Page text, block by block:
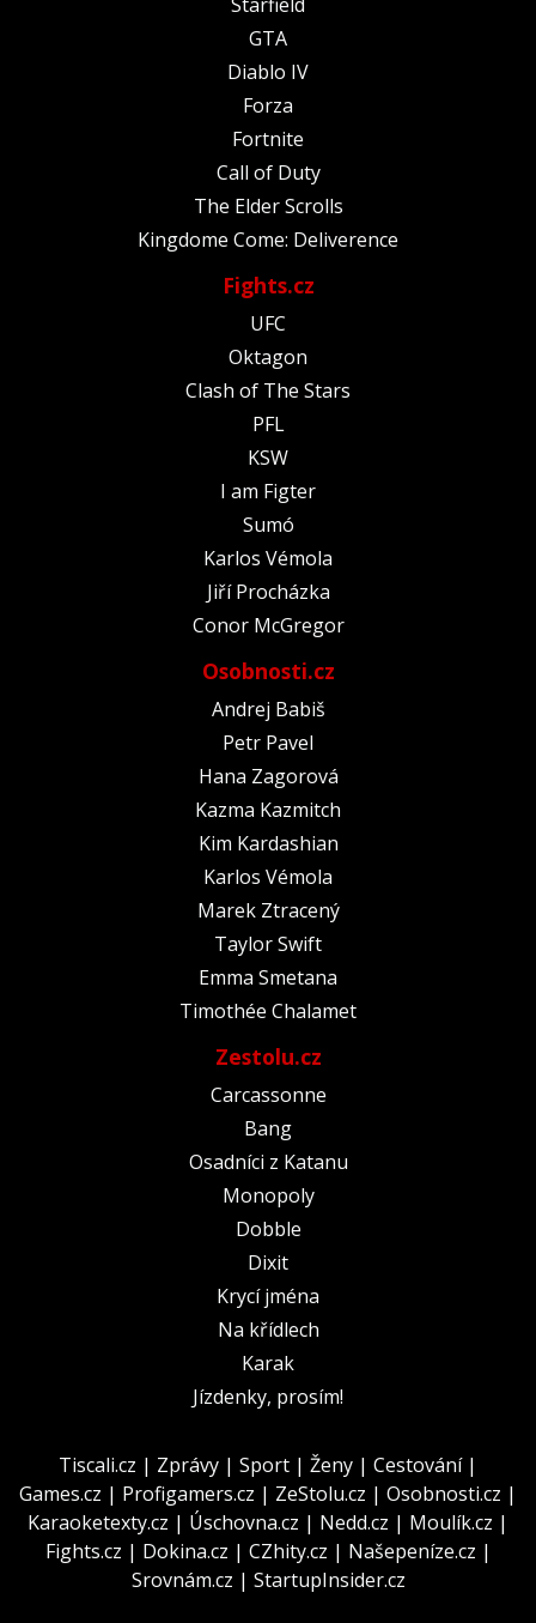
GTA
Diablo IV
Forza
Fortnite
Call of Duty
The Elder Scrolls
Kingdome Come: Deliverence
Fights.cz
UFC
Oktagon
Clash of The Stars
PFL
KSW
I am Figter
Sumó
Karlos Vémola
Jiří Procházka
Conor McGregor
Osobnosti.cz
Andrej Babiš
Petr Pavel
Hana Zagorová
Kazma Kazmitch
Kim Kardashian
Karlos Vémola
Marek Ztracený
Taylor Swift
Emma Smetana
Timothée Chalamet
Zestolu.cz
Carcassonne
Bang
Osadníci z Katanu
Monopoly
Dobble
Dixit
Krycí jména
Na křídlech
Karak
Jízdenky, prosím!
Tiscali.cz | Zprávy | Sport | Ženy | Cestování|
Games.cz | Profigamers.cz | ZeStolu.cz | Osobnosti.cz |
Karaoketexty.cz | Úschovna.cz | Nedd.cz | Moulík.cz |
Fights.cz | Dokina.cz | CZhity.cz | Našepeníze.cz |
Srovnám.cz | StartupInsider.cz